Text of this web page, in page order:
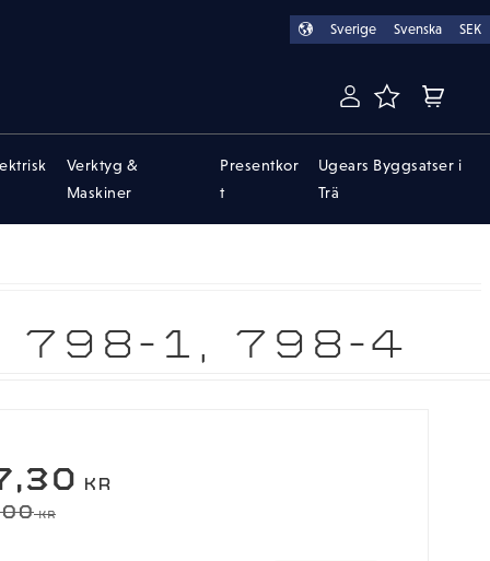
Sverige Svenska SEK
FAVORITER
Verktyg &
Maskiner
Presentkor
t
Ugears Byggsatser i
Trä
798-1, 798-4
PRIS:
KR
PRIS:
KR